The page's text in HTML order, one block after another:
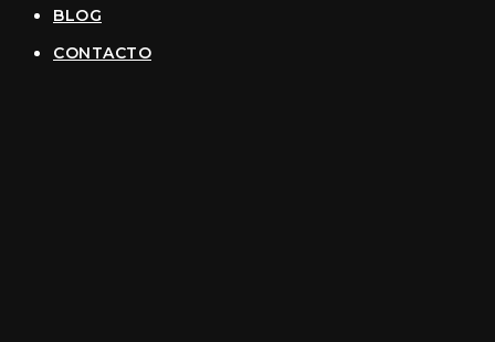
BLOG
CONTACTO